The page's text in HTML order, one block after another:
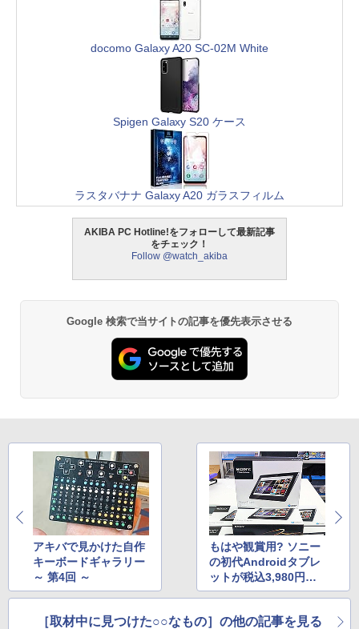
docomo Galaxy A20 SC-02M White
Spigen Galaxy S20 ケース
ラスタバナナ Galaxy A20 ガラスフィルム
AKIBA PC Hotline!をフォローして最新記事
をチェック！
Follow @watch_akiba
Google 検索で当サイトの記事を優先表示させる
アキバで見かけた自作
キーボードギャラリー
～ 第4回 ～
もはや観賞用? ソニー
の初代Androidタブレ
ットが税込3,980円、
未使用品が大量入荷
［取材中に見つけた○○なもの］の他の記事を見る